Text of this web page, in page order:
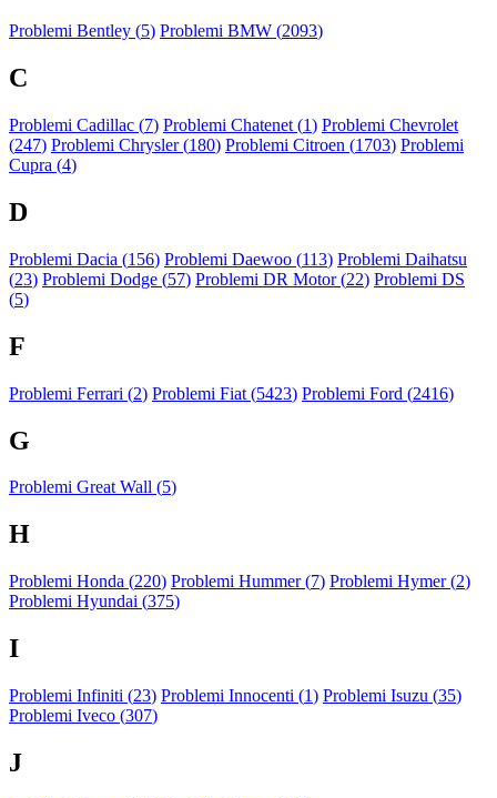
Problemi Bentley (5) Problemi BMW (2093)
C
Problemi Cadillac (7) Problemi Chatenet (1) Problemi Chevrolet
(247) Problemi Chrysler (180) Problemi Citroen (1703) Problemi
Cupra (4)
D
Problemi Dacia (156) Problemi Daewoo (113) Problemi Daihatsu
(23) Problemi Dodge (57) Problemi DR Motor (22) Problemi DS
(5)
F
Problemi Ferrari (2) Problemi Fiat (5423) Problemi Ford (2416)
G
Problemi Great Wall (5)
H
Problemi Honda (220) Problemi Hummer (7) Problemi Hymer (2)
Problemi Hyundai (375)
I
Problemi Infiniti (23) Problemi Innocenti (1) Problemi Isuzu (35)
Problemi Iveco (307)
J